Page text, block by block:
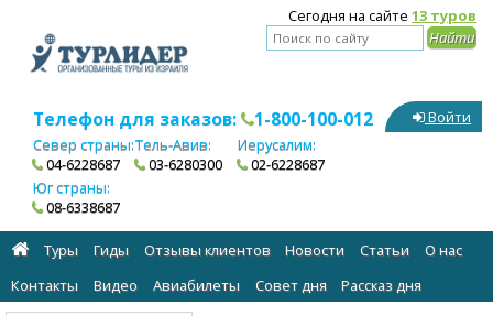
Сегодня на сайте 13 туров
Телефон для заказов: 1-800-100-012
Север страны:
04-6228687
Тель-Авив:
03-6280300
Иерусалим:
02-6228687
Юг страны:
08-6338687
Войти
Туры Гиды Отзывы клиентов Новости Статьи
О нас
Контакты
Видео Авиабилеты Cовет дня Рассказ дня